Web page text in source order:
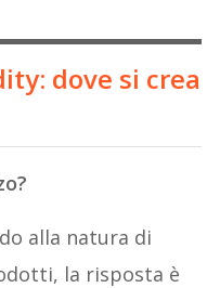
dove si crea
alla natura di
la risposta è